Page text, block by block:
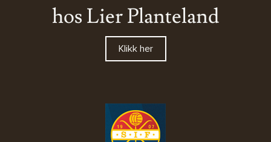
hos Lier Planteland
Klikk her